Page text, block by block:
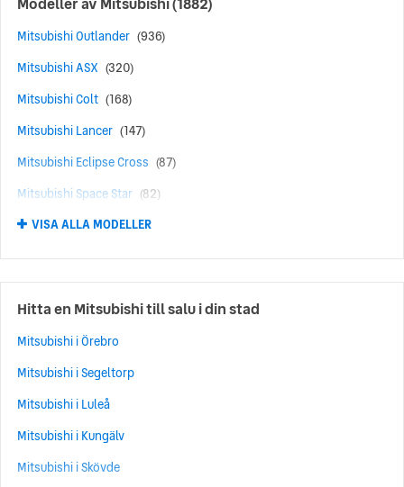
Mitsubishi Outlander (936)
Mitsubishi ASX (320)
Mitsubishi Colt (168)
Mitsubishi Lancer (147)
Mitsubishi Eclipse Cross (87)
Mitsubishi Space Star (82)
Mitsubishi Grandis (48)
Mitsubishi Pajero (48)
Mitsubishi Carisma (15)
Mitsubishi Eclipse (13)
Mitsubishi 3000 GT
Mitsubishi Space Wagon
Mitsubishi Galant
Mitsubishi L200 (3)
Mitsubishi L300 (1)
VISA ALLA MODELLER
Hitta en Mitsubishi till salu i din stad
Mitsubishi i Örebro
Mitsubishi i Segeltorp
Mitsubishi i Luleå
Mitsubishi i Kungälv
Mitsubishi i Skövde